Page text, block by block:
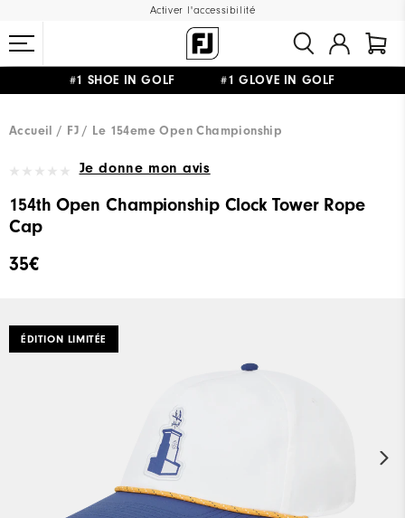
Activer l'accessibilité
#1 SHOE IN GOLF #1 GLOVE IN GOLF
Accueil
FJ Le 154eme Open Championship
Je donne mon avis
154th Open Championship Clock Tower Rope
Cap
35€
ÉDITION LIMITÉE